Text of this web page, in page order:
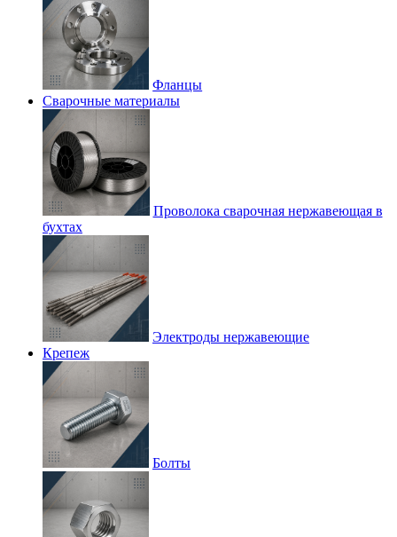
Фланцы
Сварочные материалы
Проволока сварочная нержавеющая в
бухтах
Электроды нержавеющие
Крепеж
Болты